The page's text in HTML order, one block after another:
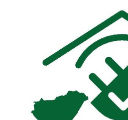
ÖNKORMÁNYZAT
Képviselő-testület
Képviselő-testületi ülések
Bizottságok